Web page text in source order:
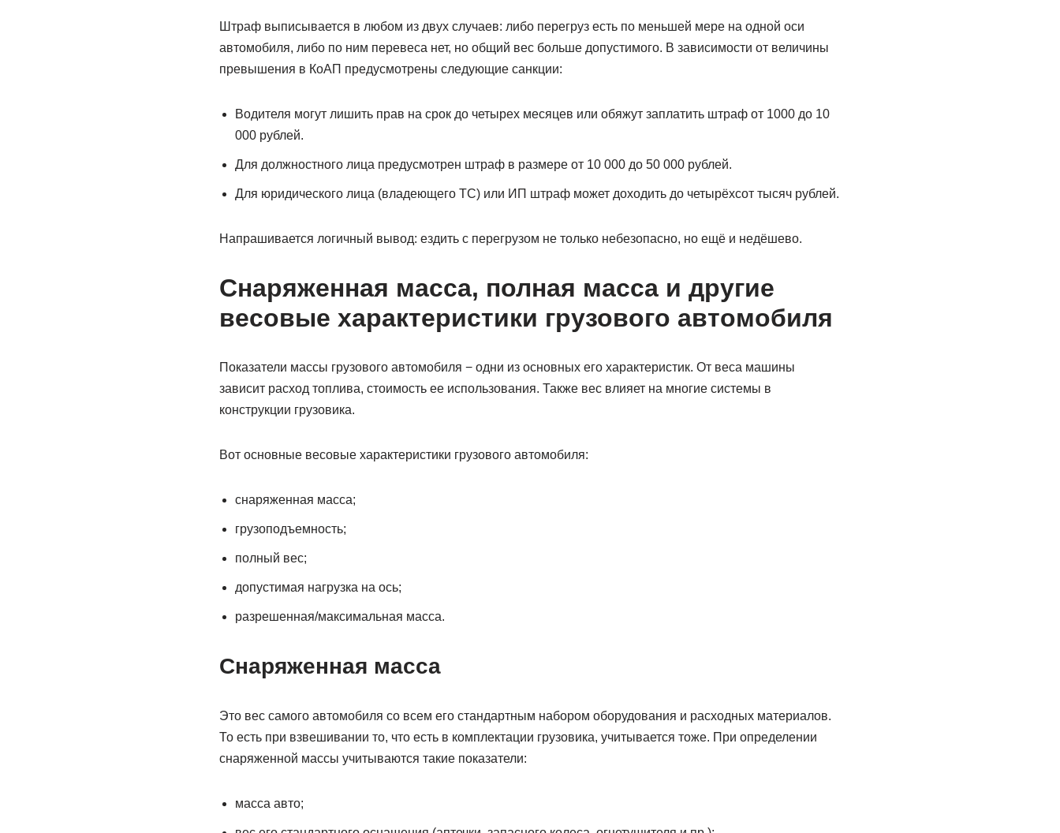
Штраф выписывается в любом из двух случаев: либо перегруз есть по меньшей мере на одной оси
автомобиля, либо по ним перевеса нет, но общий вес больше допустимого. В зависимости от величины
превышения в КоАП предусмотрены следующие санкции:
Водителя могут лишить прав на срок до четырех месяцев или обяжут заплатить штраф от 1000 до 10
000 рублей.
Для должностного лица предусмотрен штраф в размере от 10 000 до 50 000 рублей.
Для юридического лица (владеющего ТС) или ИП штраф может доходить до четырёхсот тысяч рублей.
Напрашивается логичный вывод: ездить с перегрузом не только небезопасно, но ещё и недёшево.
Снаряженная масса, полная масса и другие
весовые характеристики грузового автомобиля
Показатели массы грузового автомобиля − одни из основных его характеристик. От веса машины
зависит расход топлива, стоимость ее использования. Также вес влияет на многие системы в
конструкции грузовика.
Вот основные весовые характеристики грузового автомобиля:
снаряженная масса;
грузоподъемность;
полный вес;
допустимая нагрузка на ось;
разрешенная/максимальная масса.
Снаряженная масса
Это вес самого автомобиля со всем его стандартным набором оборудования и расходных материалов.
То есть при взвешивании то, что есть в комплектации грузовика, учитывается тоже. При определении
снаряженной массы учитываются такие показатели:
масса авто;